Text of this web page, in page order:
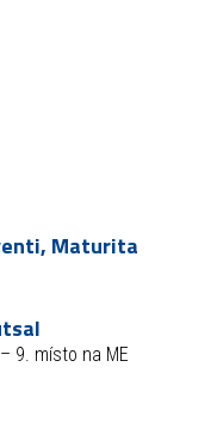
Maturita
9. místo na ME